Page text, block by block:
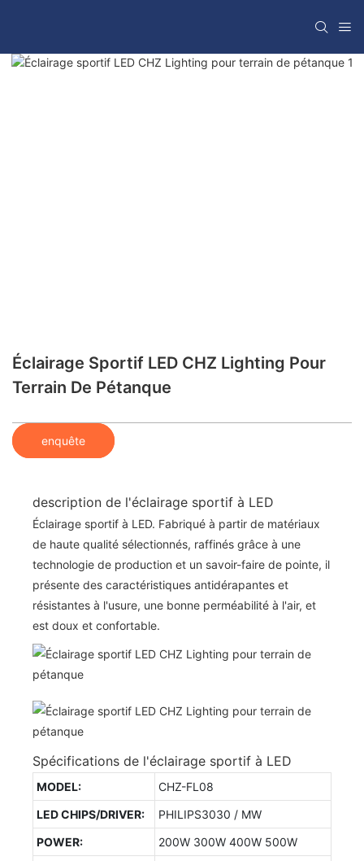
Éclairage Sportif LED CHZ Lighting Pour
Terrain De Pétanque
enquête
description de l'éclairage sportif à LED
Éclairage sportif à LED. Fabriqué à partir de matériaux
de haute qualité sélectionnés, raffinés grâce à une
technologie de production et un savoir-faire de pointe, il
présente des caractéristiques antidérapantes et
résistantes à l'usure, une bonne perméabilité à l'air, et
est doux et confortable.
Spécifications de l'éclairage sportif à LED
MODEL:
CHZ-FL08
LED CHIPS/DRIVER:
PHILIPS3030 / MW
POWER:
200W 300W 400W 500W